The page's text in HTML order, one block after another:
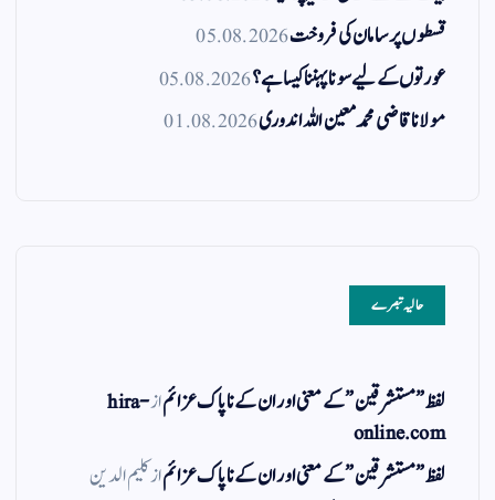
قسطوں پر سامان کی فروخت05.08.2026
عورتوں کے لیے سونا پہننا کیسا ہے؟05.08.2026
مولانا قاضی محمد معین اللہ اندوری01.08.2026
حالیہ تبصرے
لفظ ” مستشرقین ” کے معنی اور ان کے نا پاک عزائمازhira-
online.com
لفظ ” مستشرقین ” کے معنی اور ان کے نا پاک عزائمازکلیم الدین